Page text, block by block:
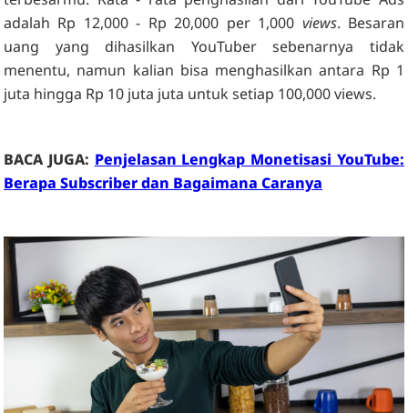
adalah Rp 12,000 - Rp 20,000 per 1,000 views. Besaran
uang yang dihasilkan YouTuber sebenarnya tidak
menentu, namun kalian bisa menghasilkan antara Rp 1
juta hingga Rp 10 juta juta untuk setiap 100,000 views.
BACA JUGA: Penjelasan Lengkap Monetisasi YouTube:
Berapa Subscriber dan Bagaimana Caranya